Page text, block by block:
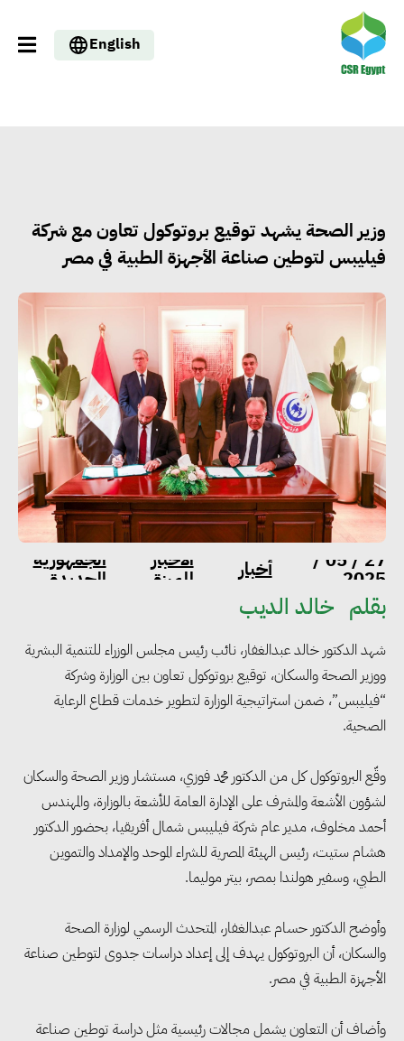
English
وزير الصحة يشهد توقيع بروتوكول تعاون مع شركة
فيليبس لتوطين صناعة الأجهزة الطبية في مصر
27 / 05 /
2025 أخبار الاخبار
المميزة
الجمهورية
الجديدة
بقلم خالد الديب
شهد الدكتور خالد عبدالغفار، نائب رئيس مجلس الوزراء للتنمية البشرية
ووزير الصحة والسكان، توقيع بروتوكول تعاون بين الوزارة وشركة
“فيليبس”، ضمن استراتيجية الوزارة لتطوير خدمات قطاع الرعاية
الصحية.
وقّع البروتوكول كل من الدكتور محمد فوزي، مستشار وزير الصحة والسكان
لشؤون الأشعة والمشرف على الإدارة العامة للأشعة بالوزارة، والمهندس
أحمد مخلوف، مدير عام شركة فيليبس شمال أفريقيا، بحضور الدكتور
هشام ستيت، رئيس الهيئة المصرية للشراء الموحد والإمداد والتموين
الطبي، وسفير هولندا بمصر، بيتر موليما.
وأوضح الدكتور حسام عبدالغفار، المتحدث الرسمي لوزارة الصحة
والسكان، أن البروتوكول يهدف إلى إعداد دراسات جدوى لتوطين صناعة
الأجهزة الطبية في مصر.
وأضاف أن التعاون يشمل مجالات رئيسية مثل دراسة توطين صناعة